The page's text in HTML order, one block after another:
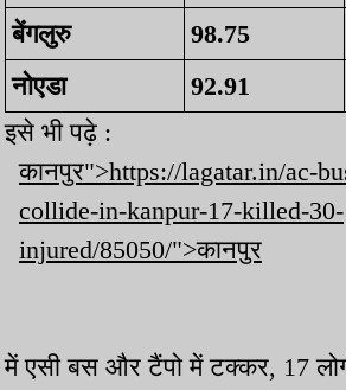
बेंगलुरु
98.75
नोएडा
92.91
इसे भी पढ़े :
कानपुर">https://lagatar.in/ac-
collide-in-kanpur-17-killed-30-
injured/85050/">कानपुर
में एसी बस और टैंपो में टक्कर, 17